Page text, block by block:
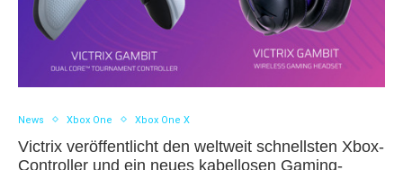
News Xbox One Xbox One X
Victrix veröffentlicht den weltweit schnellsten Xbox-
Controller und ein neues kabellosen Gaming-